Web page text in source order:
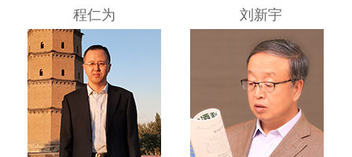
程仁为 刘新宇